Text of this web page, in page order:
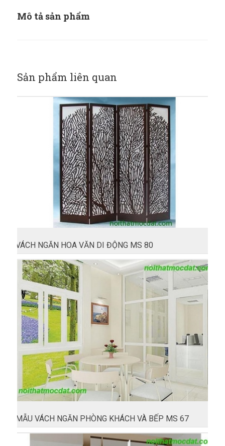
Mô tả sản phẩm
Sản phẩm liên quan
VÁCH NGĂN HOA VĂN DI ĐỘNG MS 80
MẪU VÁCH NGĂN PHÒNG KHÁCH VÀ BẾP MS 67